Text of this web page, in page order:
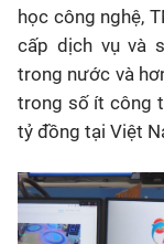
học công nghệ,
cấp dịch vụ và
trong nước và
trong số ít công
tỷ đồng tại Việt